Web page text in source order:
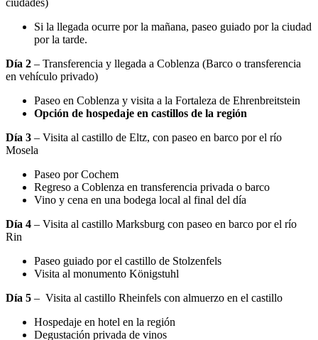
Si la llegada ocurre por la mañana, paseo guiado por la ciudad
por la tarde.
Día 2 – Transferencia y llegada a Coblenza (Barco o transferencia
en vehículo privado)
Paseo en Coblenza y visita a la Fortaleza de Ehrenbreitstein
Opción de hospedaje en castillos de la región
Día 3 – Visita al castillo de Eltz, con paseo en barco por el río
Mosela
Paseo porCochem
Regreso a Coblenza en transferencia privada o barco
Vino y cena en una bodega local al final del día
Día 4 – Visita al castillo Marksburg con paseo en barco por el río
Rin
Paseo guiado por el castillo de Stolzenfels
Visita al monumento Königstuhl
Día 5 – Visita al castillo Rheinfels con almuerzo en el castillo
Hospedaje en hotel en la región
Degustación privada de vinos